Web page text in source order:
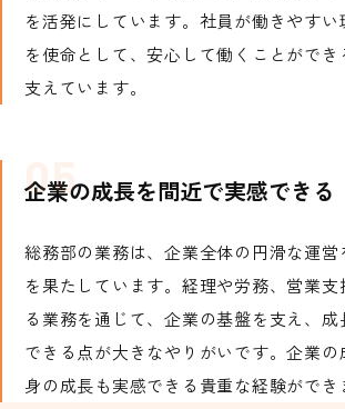
を活発にしています。社員が働きやすい
を使命として、安心して働くことができ
支えています。
企業の成長を間近で実感できる
総務部の業務は、企業全体の円滑な運
を果たしています。経理や労務、営業
る業務を通じて、企業の基盤を支え、
できる点が大きなやりがいです。企業の
身の成長も実感できる貴重な経験ができ